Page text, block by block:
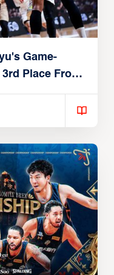
Game-
Place From